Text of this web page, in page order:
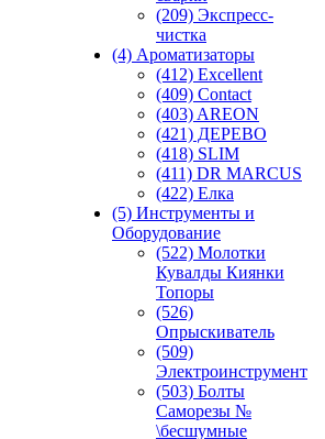
(209) Экспреcс-
чистка
(4) Ароматизаторы
(412) Excellent
(409) Contact
(403) AREON
(421) ДЕРЕВО
(418) SLIM
(411) DR MARCUS
(422) Елка
(5) Инструменты и
Оборудование
(522) Молотки
Кувалды Киянки
Топоры
(526)
Опрыскиватель
(509)
Электроинструмент
(503) Болты
Саморезы №
\бесшумные